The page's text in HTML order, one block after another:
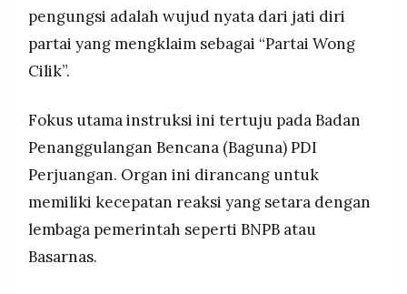
pengungsi adalah wujud nyata dari jati diri
partai yang mengklaim sebagai “Partai Wong
Cilik”.
Fokus utama instruksi ini tertuju pada Badan
Penanggulangan Bencana (Baguna) PDI
Perjuangan. Organ ini dirancang untuk
memiliki kecepatan reaksi yang setara dengan
lembaga pemerintah seperti BNPB atau
Basarnas.